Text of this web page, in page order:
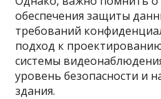
обеспечения защиты
требований
подход к
системы
уровень безопасности и
здания.